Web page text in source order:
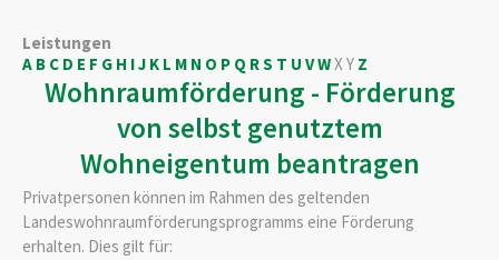
Leistungen
A B C D E F G H IJ K L M N O P Q RS T U VWXY Z
Wohnraumförderung - Förderung
von selbst genutztem
Wohneigentum beantragen
Privatpersonen können im Rahmen des geltenden
Landeswohnraumförderungsprogramms eine Förderung
erhalten. Dies gilt für: